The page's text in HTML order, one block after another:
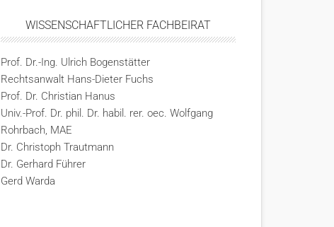
WISSENSCHAFTLICHER FACHBEIRAT
Prof. Dr.-Ing. Ulrich Bogenstätter
Rechtsanwalt Hans-Dieter Fuchs
Prof. Dr. Christian Hanus
Univ.-Prof. Dr. phil. Dr. habil. rer. oec. Wolfgang
Rohrbach, MAE
Dr. Christoph Trautmann
Dr. Gerhard Führer
Gerd Warda